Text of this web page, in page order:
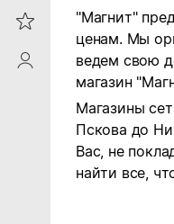
Reviews
ProfileSaby
"Магнит"
ценам. Мы
ведем свою
магазин
Магазины
Пскова до
Вас, не
найти все,